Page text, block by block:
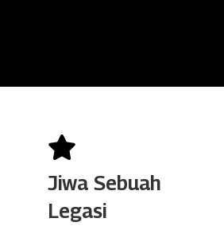

Jiwa Sebuah
Legasi